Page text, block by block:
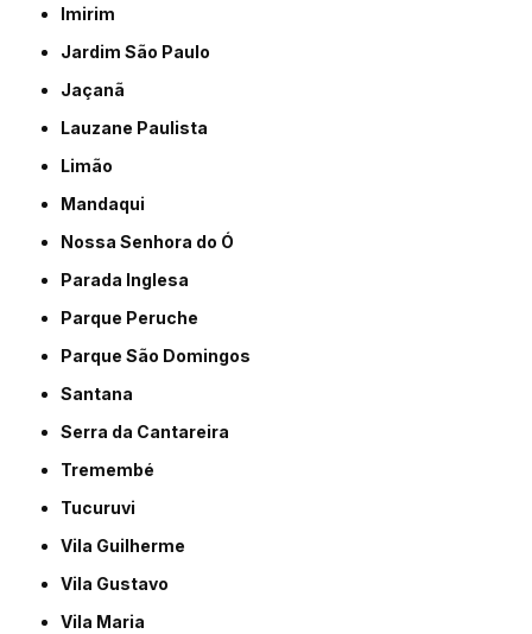
Imirim
Jardim São Paulo
Jaçanã
Lauzane Paulista
Limão
Mandaqui
Nossa Senhora do Ó
Parada Inglesa
Parque Peruche
Parque São Domingos
Santana
Serra da Cantareira
Tremembé
Tucuruvi
Vila Guilherme
Vila Gustavo
Vila Maria